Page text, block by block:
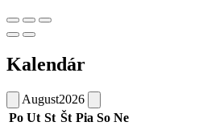
Kalendár
August2026
Po Ut St Št Pia So Ne